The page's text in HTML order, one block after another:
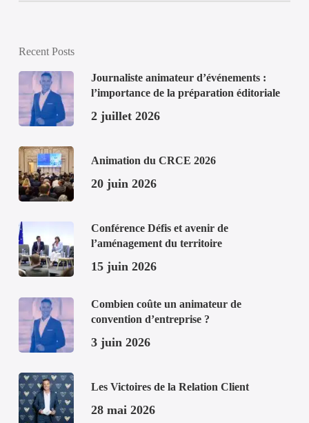
Recent Posts
Journaliste animateur d’événements :
l’importance de la préparation éditoriale
2 juillet 2026
Animation du CRCE 2026
20 juin 2026
Conférence Défis et avenir de
l’aménagement du territoire
15 juin 2026
Combien coûte un animateur de
convention d’entreprise ?
3 juin 2026
Les Victoires de la Relation Client
28 mai 2026